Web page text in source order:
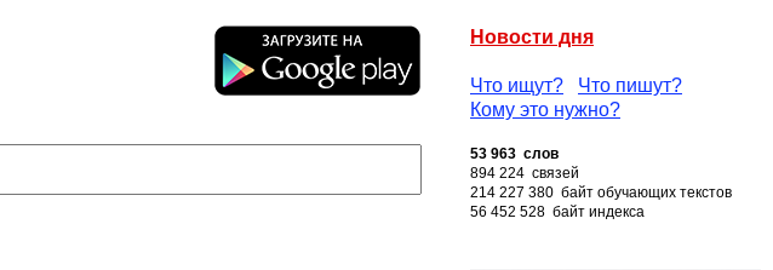
Новости дня
Что ищут?
Что пишут?
Кому это нужно?
53 963 слов
894 224 связей
214 227 380 байт обучающих текстов
56 452 528 байт индекса